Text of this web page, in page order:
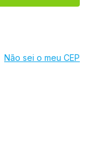
Não sei o meu CEP